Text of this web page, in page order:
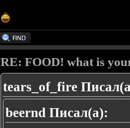
RE: FOOD! what is
tears_of_fire
beernd Писал(а):